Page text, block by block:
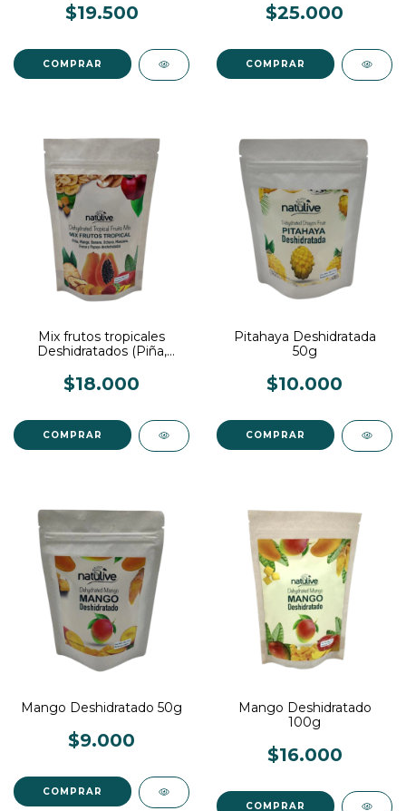
$19.500 $25.000
Mix frutos tropicales
Deshidratados (Piña,
uchuva, manzana, pera,
papaya) 100g
$18.000
Pitahaya Deshidratada
50g
$10.000
Mango Deshidratado 50g
$9.000
Mango Deshidratado
100g
$16.000